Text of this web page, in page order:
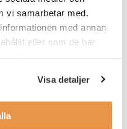
vi samarbetar med.
med annan
eller som de har
Visa detaljer
digitalchef på Talent
för marknadsföring,